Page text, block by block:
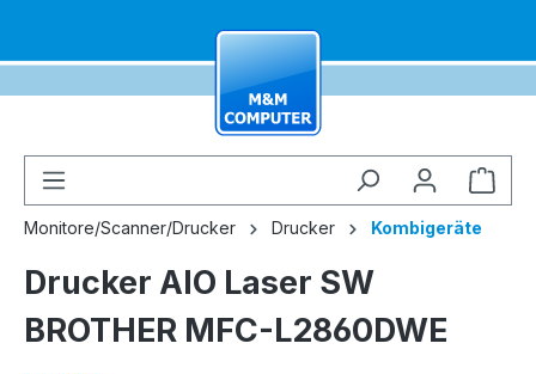
Monitore/Scanner/Drucker Drucker Kombigeräte
Drucker AIO Laser SW
BROTHER MFC-L2860DWE